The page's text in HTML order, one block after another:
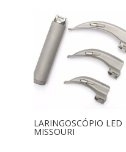
LARINGOSCÓPIO LED
MISSOURI